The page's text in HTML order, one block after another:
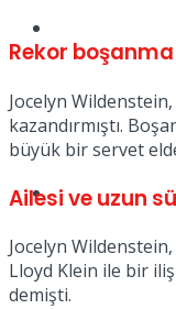
Tatil
Rekor
Jocelyn
kazandırmıştı.
büyük bir servet
Ailesi ve uzun
Jocelyn Wildenstein,
Lloyd Klein ile bir
demişti.